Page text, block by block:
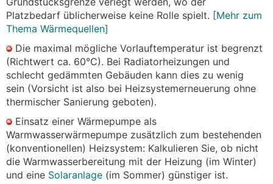
Platzbedarf üblicherweise keine Rolle spielt. [Mehr zum
Thema Wärmequellen]
Die maximal mögliche Vorlauftemperatur ist begrenzt
(Richtwert ca. 60°C). Bei Radiatorheizungen und
schlecht gedämmten Gebäuden kann dies zu wenig
sein (Vorsicht ist also bei Heizsystemerneuerung ohne
thermischer Sanierung geboten).
Einsatz einer Wärmepumpe als
Warmwasserwärmepumpe zusätzlich zum bestehenden
(konventionellen) Heizsystem: Kalkulieren Sie, ob nicht
die Warmwasserbereitung mit der Heizung (im Winter)
und eine Solaranlage (im Sommer) günstiger ist.